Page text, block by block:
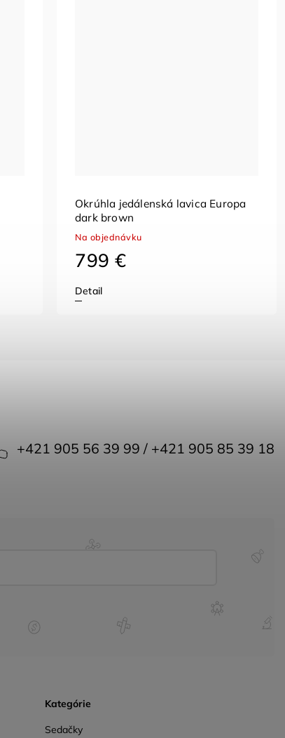
Okrúhla jedálenská lavica Europa
dark brown
Na objednávku
799 €
Detail
+421 905 56 39 99 / +421 905 85 39 18
Kategórie
Sedačky